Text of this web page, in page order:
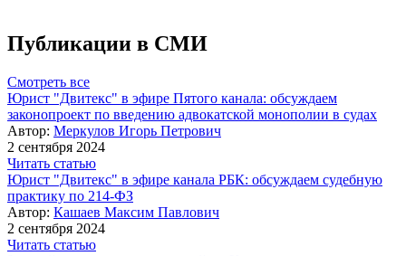
Публикации в СМИ
Смотреть все
Юрист "Двитекс" в эфире Пятого канала: обсуждаем
законопроект по введению адвокатской монополии в судах
Автор: Меркулов Игорь Петрович
2 сентября 2024
Читать статью
Юрист "Двитекс" в эфире канала РБК: обсуждаем судебную
практику по 214-ФЗ
Автор: Кашаев Максим Павлович
2 сентября 2024
Читать статью